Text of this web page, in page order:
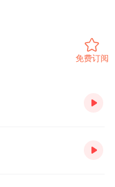
面蜕变！
出心理阴霾，摆脱
免费订阅